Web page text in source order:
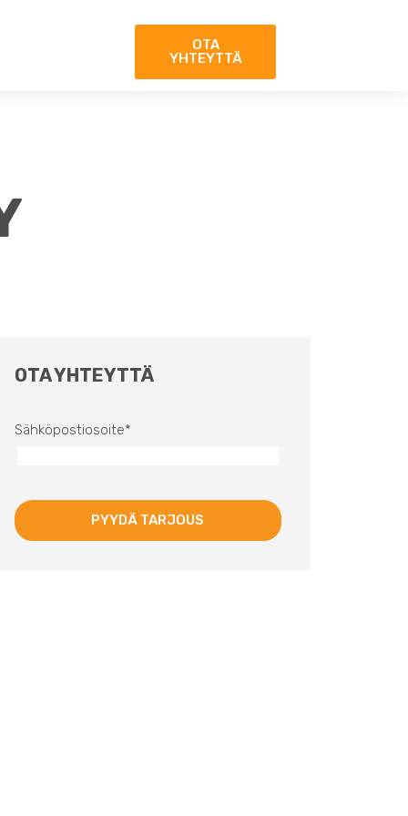
OTA
YHTEYTTÄ
OTA YHTEYTTÄ
Sähköpostiosoite*